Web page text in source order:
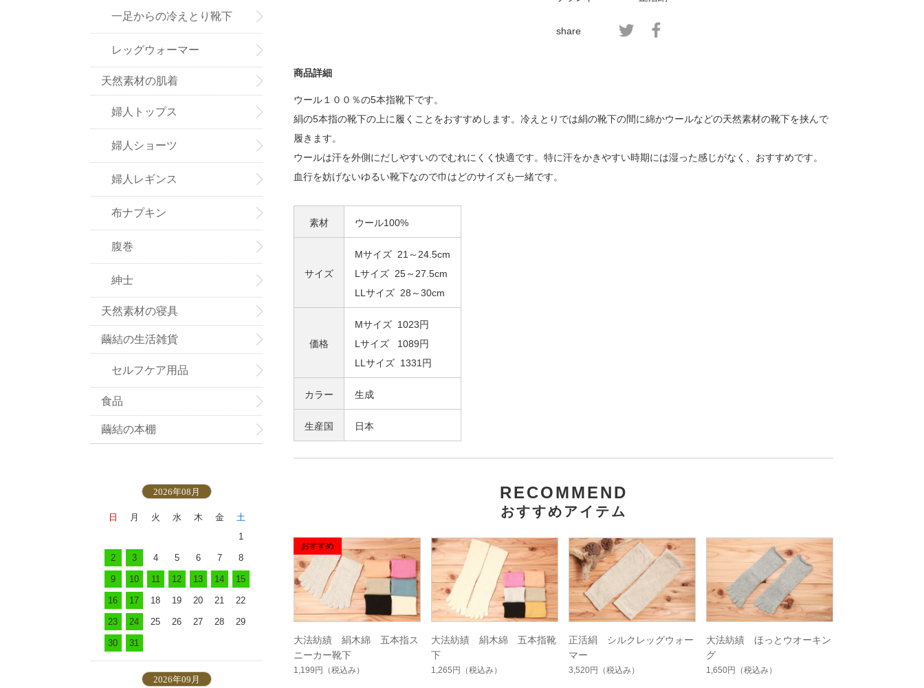
share
商品詳細
ウール１００％の5本指靴下です。
絹の5本指の靴下の上に履くことをおすすめします。冷えとりでは絹の靴下の間に綿かウールなどの天然素材の靴下を挟んで
履きます。
ウールは汗を外側にだしやすいのでむれにくく快適です。特に汗をかきやすい時期には湿った感じがなく、おすすめです。
血行を妨げないゆるい靴下なので巾はどのサイズも一緒です。
素材 ウール100%
サイズ
Mサイズ 21～24.5cm
Lサイズ 25～27.5cm
LLサイズ 28～30cm
価格
Mサイズ 1023円
Lサイズ 1089円
LLサイズ 1331円
カラー 生成
生産国 日本
RECOMMEND
おすすめアイテム
大法紡績 絹木綿 五本指ス
ニーカー靴下
1,199円 （税込み）
大法紡績 絹木綿 五本指靴
下
1,265円 （税込み）
正活絹 シルクレッグウォー
マー
3,520円 （税込み）
大法紡績 ほっとウオーキン
グ
1,650円 （税込み）
一足からの冷えとり靴下
レッグウォーマー
天然素材の肌着
婦人トップス
婦人ショーツ
婦人レギンス
布ナプキン
腹巻
紳士
天然素材の寝具
繭結の生活雑貨
セルフケア用品
食品
繭結の本棚
2026年08月
日 月 火 水 木 金
土
1
2 3 4 5 6 7 8
9 10 11 12 13 14 15
16 17 18 19 20 21 22
23 24 25 26 27 28 29
30 31
2026年09月